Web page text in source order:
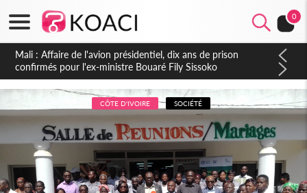
0
Nigeria : Le Togo et le Cameroun principaux acheteurs des
produits de la raffinerie Dangote en juillet
CÔTE D'IVOIRE SOCIÉTÉ